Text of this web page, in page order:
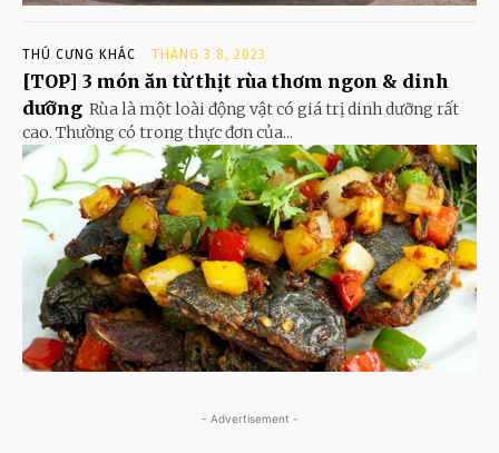
THÚ CƯNG KHÁC THÁNG 3 8, 2023
[TOP] 3 món ăn từ thịt rùa thơm ngon & dinh
dưỡng Rùa là một loài động vật có giá trị dinh dưỡng rất
cao. Thường có trong thực đơn của...
- Advertisement -